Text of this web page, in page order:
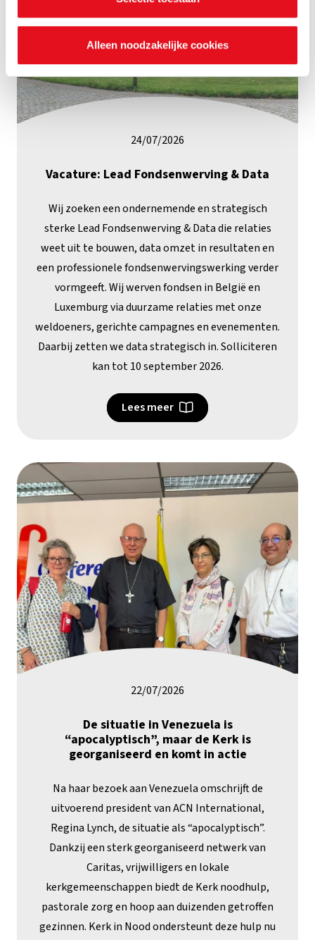
Alleen noodzakelijke cookies
24/07/2026
Vacature: Lead Fondsenwerving & Data
Wij zoeken een ondernemende en strategisch
sterke Lead Fondsenwerving & Data die relaties
weet uit te bouwen, data omzet in resultaten en
een professionele fondsenwervingswerking verder
vormgeeft. Wij werven fondsen in België en
Luxemburg via duurzame relaties met onze
weldoeners, gerichte campagnes en evenementen.
Daarbij zetten we data strategisch in. Solliciteren
kan tot 10 september 2026.
Lees meer
22/07/2026
De situatie in Venezuela is
“apocalyptisch”, maar de Kerk is
georganiseerd en komt in actie
Na haar bezoek aan Venezuela omschrijft de
uitvoerend president van ACN International,
Regina Lynch, de situatie als “apocalyptisch”.
Dankzij een sterk georganiseerd netwerk van
Caritas, vrijwilligers en lokale
kerkgemeenschappen biedt de Kerk noodhulp,
pastorale zorg en hoop aan duizenden getroffen
gezinnen. Kerk in Nood ondersteunt deze hulp nu